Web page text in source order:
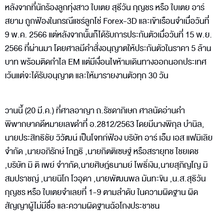
หลังจากที่นักร้องลูกทุ่งสาว ใบเตย สุธีวัน กุญชร หรือ ใบเตย อาร์
สยาม ถูกฟ้องในกรณีแชร์ลูกโช่ Forex-3D และเข้าเรือนจำเมื่อวันที่
9 พ.ค. 2566 แต่หลังจากนั้นก็ได้รับการประกันตัวเมื่อวันที่ 15 พ.ย.
2566 ที่ผ่านมา โดยศาลมีคำสั่งอนุญาตให้ประกันตัวในราคา 5 ล้าน
บาท พร้อมติดกำไล EM แต่มีเงื่อนไขห้ามเดินทางออกนอกประเทศ
เว้นแต่จะได้รับอนุญาต และให้มารายงานตัวทุก 30 วัน
วานนี้ (20 มี.ค.) ที่ศาลอาญา ถ.รัชดาภิเษก ศาลนัดอ่านคำ
พิพากษาคดีหมายเลขดำที่ อ.2812/2563 โดยมีนางพิกุล บำนิล,
นายประสิทธิชัย วิวัฒน์ เป็นโจทก์ฟ้อง บริษัท อาร์ เอ็ม เอส แฟมิเลิย
จำกัด ,นายอภิรักษ์ โกฏธิ ,นายกิตติเซษฐ์ หรือสรายุทช ไชยเดช
,บริษัท มิ ติ เพย์ จำากัด,นายศิษฎ์ธนามย์ โพธิ์เงิน,นายสุภิญโญ มิ
สมปราชญ์ ,นายนิโก โวอุดา ,นายพัฒนพล มันทะขิน ,น.ส.สุธิวัน
กุญชร หรือ ใบเตยจำเลยที่ 1-9 ตามลำดับ ในความผิดฐาน ผิด
สัญญาผู้ไม่มีชื่อ และความผิดฐานฉ้อโกงประชาชน